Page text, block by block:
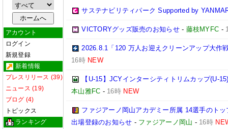
アカウント
ログイン
新規登録
新着情報
プレスリリース (39)
ニュース (19)
ブログ (4)
トピックス
ランキング
サステナビリティパーク Supported by
VICTORYグッズ販売のお知らせ- 藤枝MYFC -
2026.8.1「120 万人お迎えクリーンアップ大作
16時 NEW
【U-15】JCYインターシティトリムカップ(U-
本山雅FC - 16時 NEW
ファジアーノ岡山アカデミー所属 14選手のト
出場登録のお知らせ - ファジアーノ岡山 - 16時